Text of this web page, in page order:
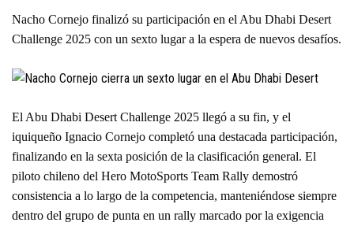
Nacho Cornejo finalizó su participación en el Abu Dhabi Desert
Challenge 2025 con un sexto lugar a la espera de nuevos desafíos.
El Abu Dhabi Desert Challenge 2025 llegó a su fin, y el
iquiqueño Ignacio Cornejo completó una destacada participación,
finalizando en la sexta posición de la clasificación general. El
piloto chileno del Hero MotoSports Team Rally demostró
consistencia a lo largo de la competencia, manteniéndose siempre
dentro del grupo de punta en un rally marcado por la exigencia